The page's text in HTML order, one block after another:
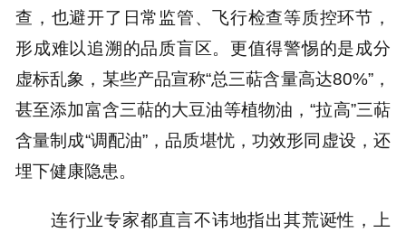
查，也避开了日常监管、飞行检查等质控环节，
形成难以追溯的品质盲区。更值得警惕的是成分
虚标乱象，某些产品宣称“总三萜含量高达80%”，
甚至添加富含三萜的大豆油等植物油，“拉高”三萜
含量制成“调配油”，品质堪忧，功效形同虚设，还
埋下健康隐患。
连行业专家都直言不讳地指出其荒诞性，上